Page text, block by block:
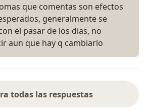
que comentas son efectos
generalmente se
el pasar de los dias, no
aun que hay q cambiarlo
todas las respuestas